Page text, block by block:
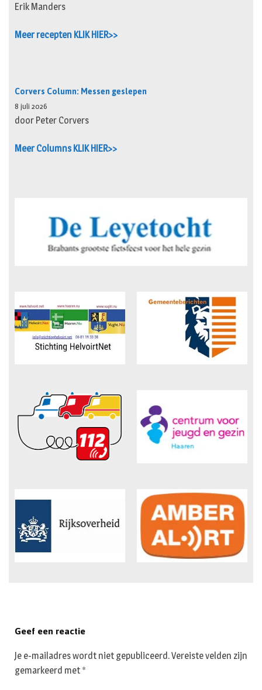
Erik Manders
Meer recepten KLIK HIER>>
Corvers Column: Messen geslepen
8 juli 2026
door Peter Corvers
Meer Columns KLIK HIER>>
Geef een reactie
Je e-mailadres wordt niet gepubliceerd.Vereiste velden zijn
gemarkeerd met *